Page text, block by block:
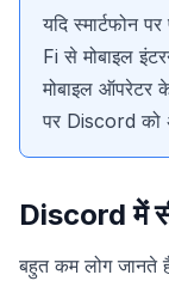
यदि स्मार्टफोन
Fi से मोबाइल
मोबाइल ऑपरेटर
पर Discord को
Discord में
बहुत कम लोग जानते